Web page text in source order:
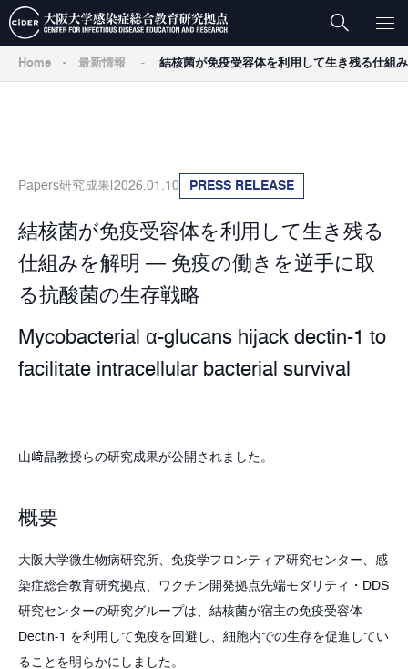
Home - 最新情報 - 結核菌が免疫受容体を利用して生き残る仕組
Papers研究成果 2026.01.10 PRESS RELEASE
結核菌が免疫受容体を利用して生き残る
仕組みを解明 ― 免疫の働きを逆手に取
る抗酸菌の生存戦略
Mycobacterial α-glucans hijack dectin-1 to
facilitate intracellular bacterial survival
山﨑晶教授らの研究成果が公開されました。
概要
大阪大学微生物病研究所、免疫学フロンティア研究センター、感
染症総合教育研究拠点、ワクチン開発拠点先端モダリティ・DDS
研究センターの研究グループは、結核菌が宿主の免疫受容体
Dectin-1 を利用して免疫を回避し、細胞内での生存を促進してい
ることを明らかにしました。